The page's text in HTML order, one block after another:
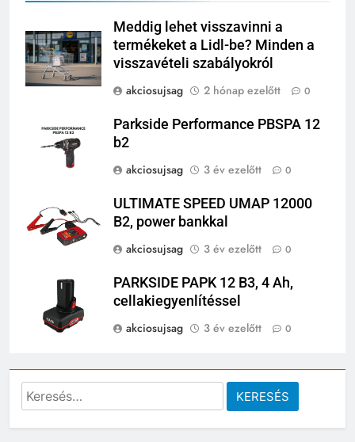
Meddig lehet visszavinni a
termékeket a Lidl-be? Minden a
visszavételi szabályokról
akciosujsag
2 hónap ezelőtt 0
Parkside Performance PBSPA 12
b2
akciosujsag
3 év ezelőtt 0
ULTIMATE SPEED UMAP 12000
B2, power bankkal
akciosujsag
3 év ezelőtt 0
PARKSIDE PAPK 12 B3, 4 Ah,
cellakiegyenlítéssel
akciosujsag
3 év ezelőtt 0
Keresés: